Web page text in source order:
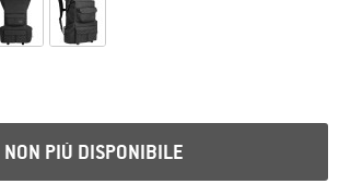
NON PIÙ DISPONIBILE